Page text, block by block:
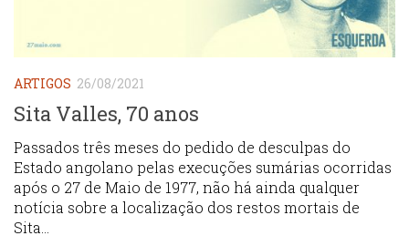
ARTIGOS 26/08/2021
Sita Valles, 70 anos
Passados três meses do pedido de desculpas do
Estado angolano pelas execuções sumárias ocorridas
após o 27 de Maio de 1977, não há ainda qualquer
notícia sobre a localização dos restos mortais de
Sita...